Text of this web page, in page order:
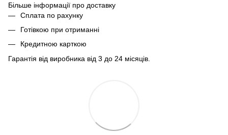
Більше інформації про доставку
Сплата по рахунку
Готівкою при отриманні
Кредитною карткою
Гарантія від виробника від 3 до 24 місяців.